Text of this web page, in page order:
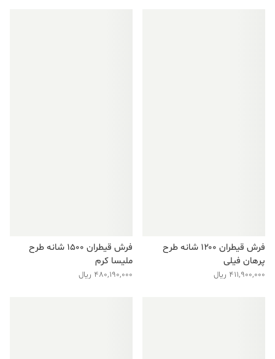
فرش قیطران ۱۲۰۰ شانه طرح
پرهان فیلی
411,900,000 ریال
فرش قیطران ۱۵۰۰ شانه طرح
ملیسا کرم
480,190,000 ریال